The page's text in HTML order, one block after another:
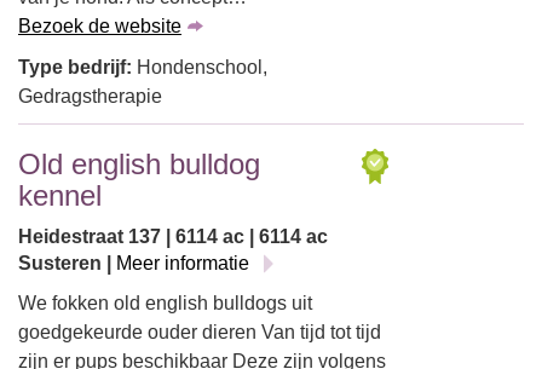
Bezoek de website
Type bedrijf: Hondenschool,
Gedragstherapie
Old english bulldog
kennel
Heidestraat 137 | 6114 ac | 6114 ac
Susteren |
Meer informatie
We fokken old english bulldogs uit
goedgekeurde ouder dieren Van tijd tot tijd
zijn er pups beschikbaar Deze zijn volgens